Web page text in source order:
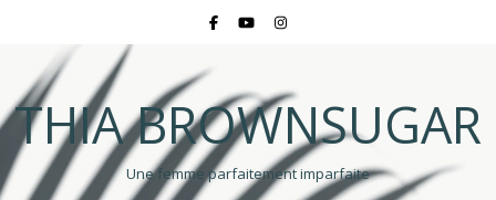
THIA BROWNSUGAR
Une femme parfaitement imparfaite